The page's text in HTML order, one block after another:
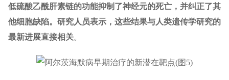
低硫酸乙酰肝素链的功能抑制了神经元的死亡，并纠正了其
他细胞缺陷。研究人员表示，这些结果与人类遗传学研究的
最新进展直接相关。